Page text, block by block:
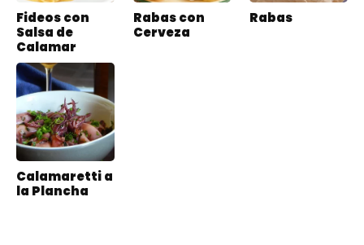
Fideos con
Salsa de
Calamar
Rabas con
Cerveza
Rabas
Calamaretti a
la Plancha